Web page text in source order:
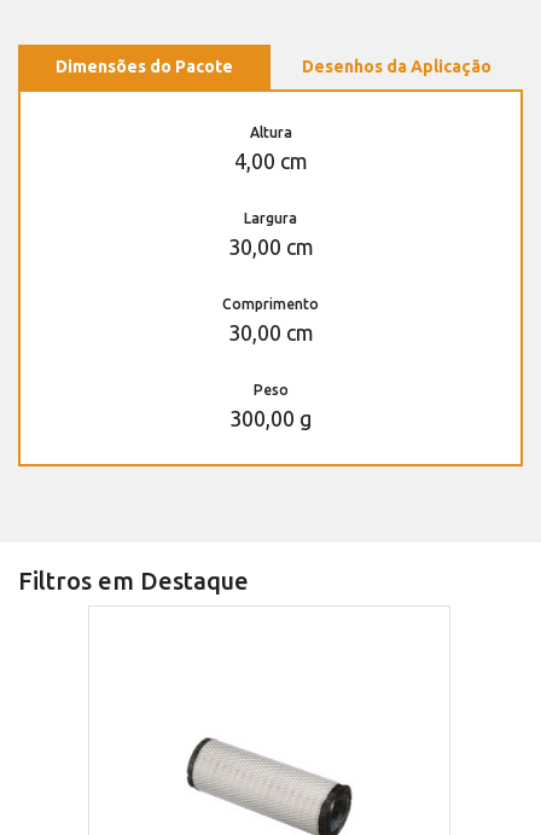
Dimensões do Pacote Desenhos da Aplicação
Altura
4,00 cm
Largura
30,00 cm
Comprimento
30,00 cm
Peso
300,00 g
Filtros em Destaque